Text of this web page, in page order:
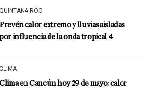
QUINTANA ROO
Prevén calor extremo y lluvias aisladas
por influencia de la onda tropical 4
CLIMA
Clima en Cancún hoy 29 de mayo: calor